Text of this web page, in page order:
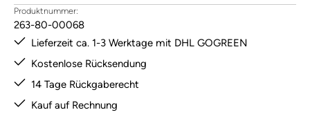
Produktnummer:
263-80-00068
Lieferzeit ca. 1-3 Werktage mit DHL GOGREEN
Kostenlose Rücksendung
14 Tage Rückgaberecht
Kauf auf Rechnung